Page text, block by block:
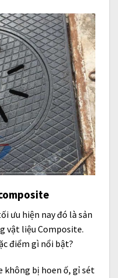
ưu hiện nay đó là sản
vật liệu Composite.
điểm gì nổi bật?
không bị hoen ố, gỉ sét